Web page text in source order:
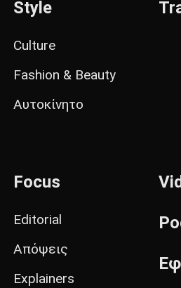
Style
Culture
Fashion & Beauty
Αυτοκίνητο
Focus
Editorial
Απόψεις
Explainers